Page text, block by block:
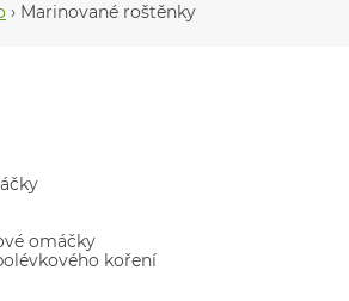
› Marinované roštěnky
omáčky
koření